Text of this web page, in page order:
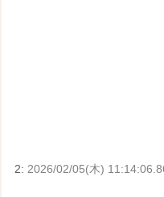
2: 2026/02/05(木)